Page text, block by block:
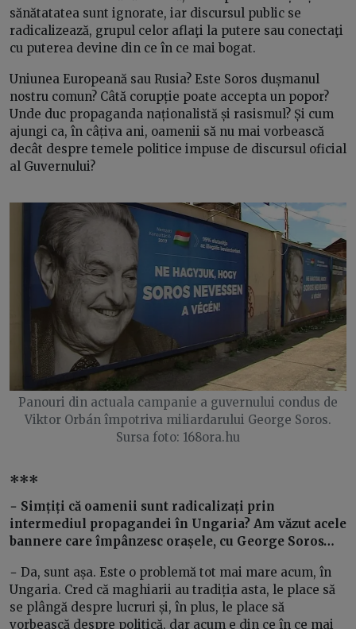
sănătatatea sunt ignorate, iar discursul public se
radicalizează, grupul celor aflaţi la putere sau conectaţi
cu puterea devine din ce în ce mai bogat.
Uniunea Europeană sau Rusia? Este Soros dușmanul
nostru comun? Câtă corupție poate accepta un popor?
Unde duc propaganda naționalistă și rasismul? Și cum
ajungi ca, în câțiva ani, oamenii să nu mai vorbească
decât despre temele politice impuse de discursul oficial
al Guvernului?
Panouri din actuala campanie a guvernului condus de
Viktor Orbán împotriva miliardarului George Soros.
Sursa foto: 168ora.hu
***
− Simțiți că oamenii sunt radicalizați prin
intermediul propagandei în Ungaria? Am văzut acele
bannere care împânzesc orașele, cu George Soros…
− Da, sunt așa. Este o problemă tot mai mare acum, în
Ungaria. Cred că maghiarii au tradiția asta, le place să
se plângă despre lucruri și, în plus, le place să
vorbească despre politică, dar acum e din ce în ce mai